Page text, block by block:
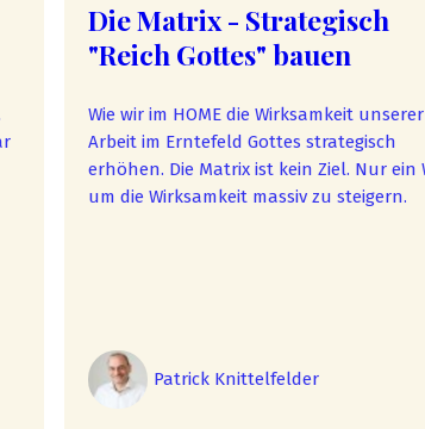
Die Matrix - Strategisch
"Reich Gottes" bauen
Wie wir im HOME die Wirksamkeit unserer
Arbeit im Erntefeld Gottes strategisch
erhöhen. Die Matrix ist kein Ziel. Nur ein Weg
um die Wirksamkeit massiv zu steigern.
Patrick Knittelfelder